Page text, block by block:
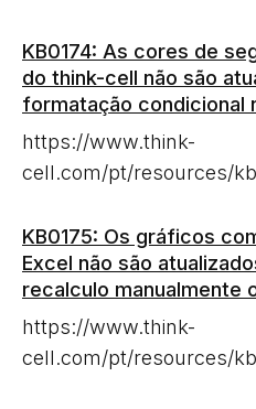
KB0174: As cores de
do think-cell não são
formatação condicional
https://www.think-
cell.com/pt/resources/
KB0175: Os gráficos
Excel não são
recalculo manualmente
https://www.think-
cell.com/pt/resources/